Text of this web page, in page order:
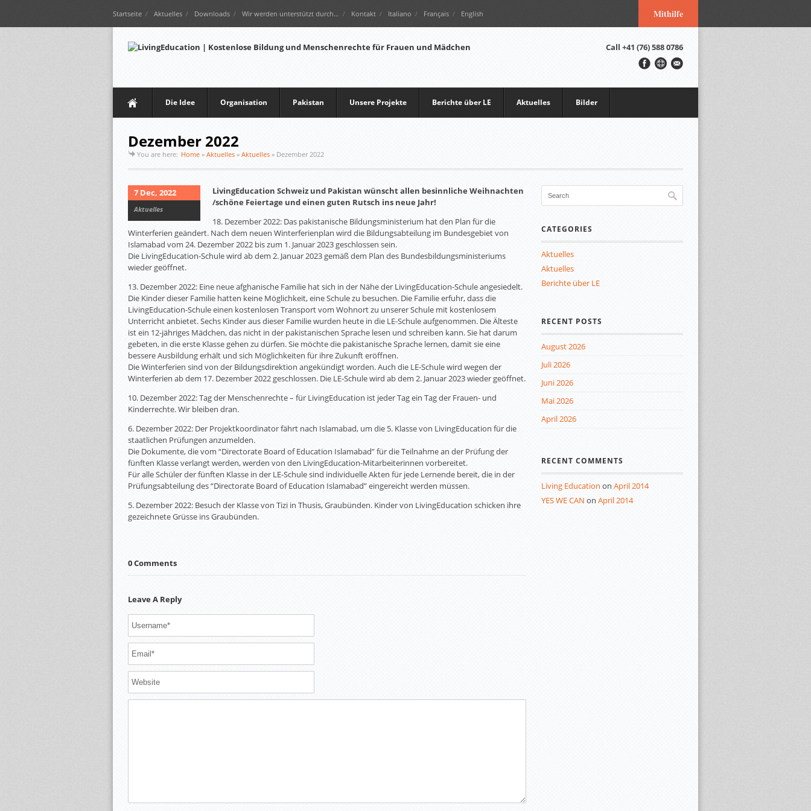
Mithilfe
Startseite Aktuelles Downloads Wir werden unterstützt durch… Kontakt Italiano Français English
Call +41 (76) 588 0786
Die Idee Organisation Pakistan Unsere Projekte Berichte über LE Aktuelles Bilder
Dezember 2022
You are here: Home » Aktuelles » Aktuelles » Dezember 2022
7 Dec, 2022
Aktuelles
LivingEducation Schweiz und Pakistan wünscht allen besinnliche Weihnachten
/schöne Feiertage und einen guten Rutsch ins neue Jahr!
18. Dezember 2022: Das pakistanische Bildungsministerium hat den Plan für die
Winterferien geändert. Nach dem neuen Winterferienplan wird die Bildungsabteilung im Bundesgebiet von
Islamabad vom 24. Dezember 2022 bis zum 1. Januar 2023 geschlossen sein.
Die LivingEducation-Schule wird ab dem 2. Januar 2023 gemäß dem Plan des Bundesbildungsministeriums
wieder geöffnet.
13. Dezember 2022: Eine neue afghanische Familie hat sich in der Nähe der LivingEducation-Schule angesiedelt.
Die Kinder dieser Familie hatten keine Möglichkeit, eine Schule zu besuchen. Die Familie erfuhr, dass die
LivingEducation-Schule einen kostenlosen Transport vom Wohnort zu unserer Schule mit kostenlosem
Unterricht anbietet. Sechs Kinder aus dieser Familie wurden heute in die LE-Schule aufgenommen. Die Älteste
ist ein 12-jähriges Mädchen, das nicht in der pakistanischen Sprache lesen und schreiben kann. Sie hat darum
gebeten, in die erste Klasse gehen zu dürfen. Sie möchte die pakistanische Sprache lernen, damit sie eine
bessere Ausbildung erhält und sich Möglichkeiten für ihre Zukunft eröffnen.
Die Winterferien sind von der Bildungsdirektion angekündigt worden. Auch die LE-Schule wird wegen der
Winterferien ab dem 17. Dezember 2022 geschlossen. Die LE-Schule wird ab dem 2. Januar 2023 wieder geöffnet.
10. Dezember 2022: Tag der Menschenrechte – für LivingEducation ist jeder Tag ein Tag der Frauen- und
Kinderrechte. Wir bleiben dran.
6. Dezember 2022: Der Projektkoordinator fährt nach Islamabad, um die 5. Klasse von LivingEducation für die
staatlichen Prüfungen anzumelden.
Die Dokumente, die vom “Directorate Board of Education Islamabad” für die Teilnahme an der Prüfung der
fünften Klasse verlangt werden, werden von den LivingEducation-Mitarbeiterinnen vorbereitet.
Für alle Schüler der fünften Klasse in der LE-Schule sind individuelle Akten für jede Lernende bereit, die in der
Prüfungsabteilung des “Directorate Board of Education Islamabad” eingereicht werden müssen.
5. Dezember 2022: Besuch der Klasse von Tizi in Thusis, Graubünden. Kinder von LivingEducation schicken ihre
gezeichnete Grüsse ins Graubünden.
0 Comments
Leave A Reply
CATEGORIES
Aktuelles
Aktuelles
Berichte über LE
RECENT POSTS
August 2026
Juli 2026
Juni 2026
Mai 2026
April 2026
RECENT COMMENTS
Living Education on April 2014
YES WE CAN on April 2014